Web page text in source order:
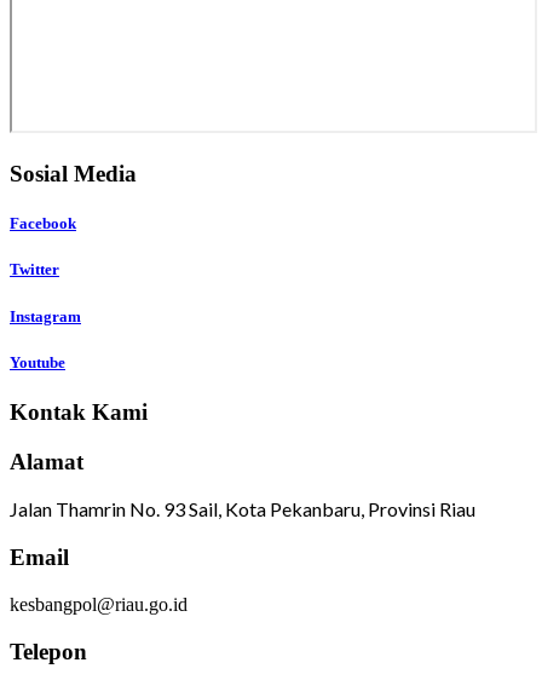
Sosial Media
Facebook
Twitter
Instagram
Youtube
Kontak Kami
Alamat
Jalan Thamrin No. 93 Sail, Kota Pekanbaru, Provinsi Riau
Email
kesbangpol@riau.go.id
Telepon